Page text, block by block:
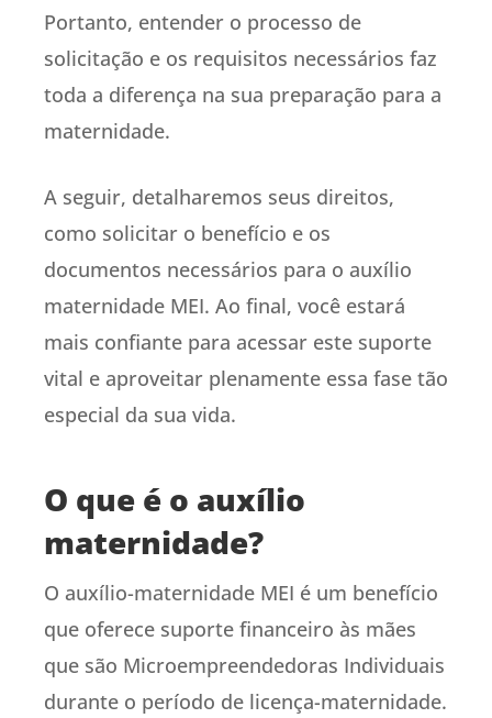
Portanto, entender o processo de
solicitação e os requisitos necessários faz
toda a diferença na sua preparação para a
maternidade.
A seguir, detalharemos seus direitos,
como solicitar o benefício e os
documentos necessários para o auxílio
maternidade MEI. Ao final, você estará
mais confiante para acessar este suporte
vital e aproveitar plenamente essa fase tão
especial da sua vida.
O que é o auxílio
maternidade?
O auxílio-maternidade MEI é um benefício
que oferece suporte financeiro às mães
que são Microempreendedoras Individuais
durante o período de licença-maternidade.